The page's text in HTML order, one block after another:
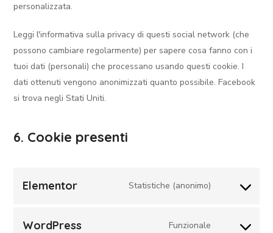
personalizzata.
Leggi l'informativa sulla privacy di questi social network (che
possono cambiare regolarmente) per sapere cosa fanno con i
tuoi dati (personali) che processano usando questi cookie. I
dati ottenuti vengono anonimizzati quanto possibile. Facebook
si trova negli Stati Uniti.
6. Cookie presenti
Elementor Statistiche (anonimo)
WordPress Funzionale